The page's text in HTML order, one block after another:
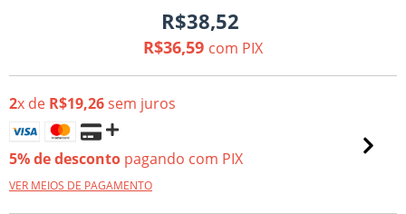
R$38,52
R$36,59 com PIX
2x de R$19,26sem juros
5% de desconto pagando com PIX
VER MEIOS DE PAGAMENTO